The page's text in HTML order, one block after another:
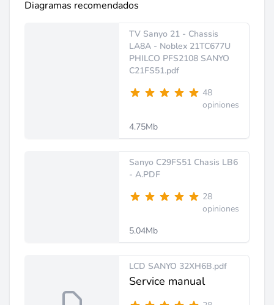
Diagramas recomendados
TV Sanyo 21 - Chassis
LA8A - Noblex 21TC677U
PHILCO PFS2108 SANYO
C21FS51.pdf
48
opiniones
4.75Mb
Sanyo C29FS51 Chasis LB6
- A.PDF
28
opiniones
5.04Mb
LCD SANYO 32XH6B.pdf
Service manual